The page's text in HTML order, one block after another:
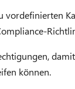
können.